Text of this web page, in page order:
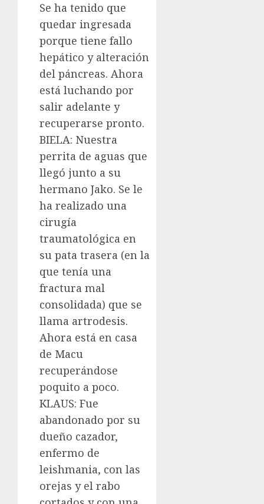
Se ha tenido que
quedar ingresada
porque tiene fallo
hepático y alteración
del páncreas. Ahora
está luchando por
salir adelante y
recuperarse pronto.
BIELA: Nuestra
perrita de aguas que
llegó junto a su
hermano Jako. Se le
ha realizado una
cirugía
traumatológica en
su pata trasera (en la
que tenía una
fractura mal
consolidada) que se
llama artrodesis.
Ahora está en casa
de Macu
recuperándose
poquito a poco.
KLAUS: Fue
abandonado por su
dueño cazador,
enfermo de
leishmania, con las
orejas y el rabo